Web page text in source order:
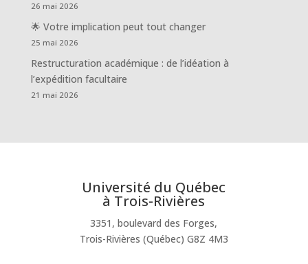
26 mai 2026
🌟 Votre implication peut tout changer
25 mai 2026
Restructuration académique : de l’idéation à
l’expédition facultaire
21 mai 2026
Université du Québec
à Trois-Rivières
3351, boulevard des Forges,
Trois-Rivières (Québec) G8Z 4M3